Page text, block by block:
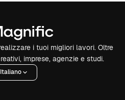
i tuoi migliori lavori. Oltre
imprese, agenzie e studi.
Italiano